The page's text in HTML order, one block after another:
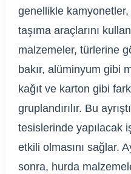
genellikle
taşıma araçlarını
malzemeler, türlerine
bakır, alüminyum gibi
kağıt ve karton gibi
gruplandırılır. Bu
tesislerinde yapılacak
etkili olmasını sağlar.
sonra, hurda